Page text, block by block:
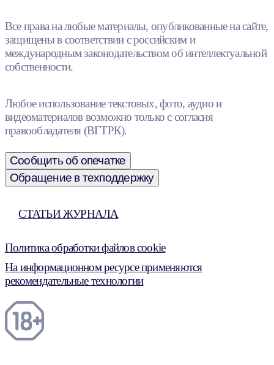
Все права на любые материалы, опубликованные на сайте,
защищены в соответствии с российским и
международным законодательством об интеллектуальной
собственности.
Любое использование текстовых, фото, аудио и
видеоматериалов возможно только с согласия
правообладателя (ВГТРК).
Сообщить об опечатке
Обращение в техподдержку
СТАТЬИ ЖУРНАЛА
Политика обработки файлов cookie
На информационном ресурсе применяются
рекомендательные технологии